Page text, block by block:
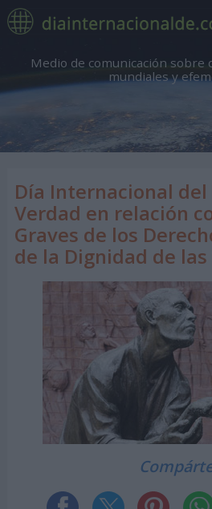
Medio de comunicación sobre
mundiales y
Día Internacional del
Verdad en relación
Graves de los
de la Dignidad de